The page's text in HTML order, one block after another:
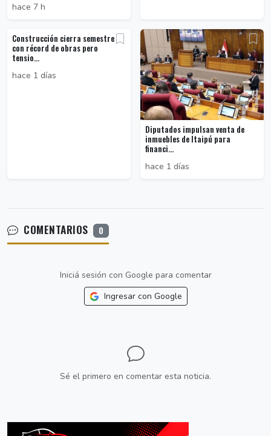
hace 7 h
Construcción cierra semestre
con récord de obras pero
tensio...
hace 1 días
Diputados impulsan venta de
inmuebles de Itaipú para
financi...
hace 1 días
COMENTARIOS 0
Iniciá sesión con Google para comentar
Ingresar con Google
Sé el primero en comentar esta noticia.